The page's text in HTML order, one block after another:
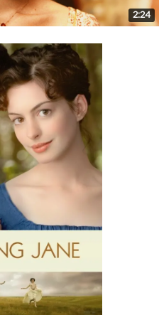
2:24